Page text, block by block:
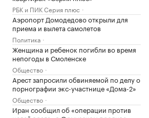
РБК и ПИК Серия плюс
Аэропорт Домодедово открыли для
приема и вылета самолетов
Политика
Женщина и ребенок погибли во время
непогоды в Смоленске
Общество
Арест запросили обвиняемой по делу о
порнографии экс-участнице «Дома-2»
Общество
Иран сообщил об «операции против